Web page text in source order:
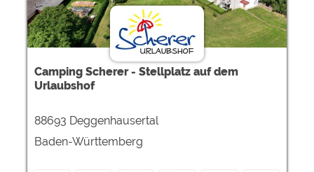
Camping Scherer - Stellplatz auf dem
Urlaubshof
88693 Deggenhausertal
Baden-Württemberg